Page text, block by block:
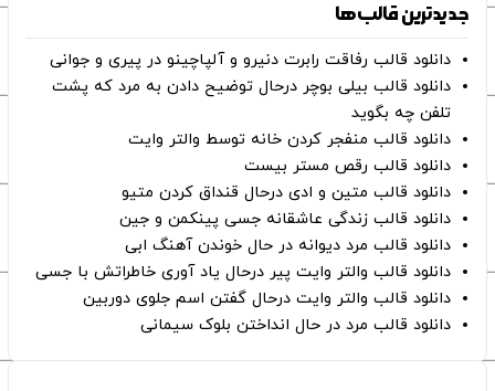
جدیدترین قالب‌ها
دانلود قالب رفاقت رابرت دنیرو و آلپاچینو در پیری و جوانی
دانلود قالب بیلی بوچر درحال توضیح دادن به مرد که پشت
تلفن چه بگوید
دانلود قالب منفجر کردن خانه توسط والتر وایت
دانلود قالب رقص مستر بیست
دانلود قالب متین و ادی درحال قنداق کردن متیو
دانلود قالب زندگی عاشقانه جسی پینکمن و جین
دانلود قالب مرد دیوانه در حال خوندن آهنگ ابی
دانلود قالب والتر وایت پیر درحال یاد آوری خاطراتش با جسی
دانلود قالب والتر وایت درحال گفتن اسم جلوی دوربین
دانلود قالب مرد در حال انداختن بلوک سیمانی